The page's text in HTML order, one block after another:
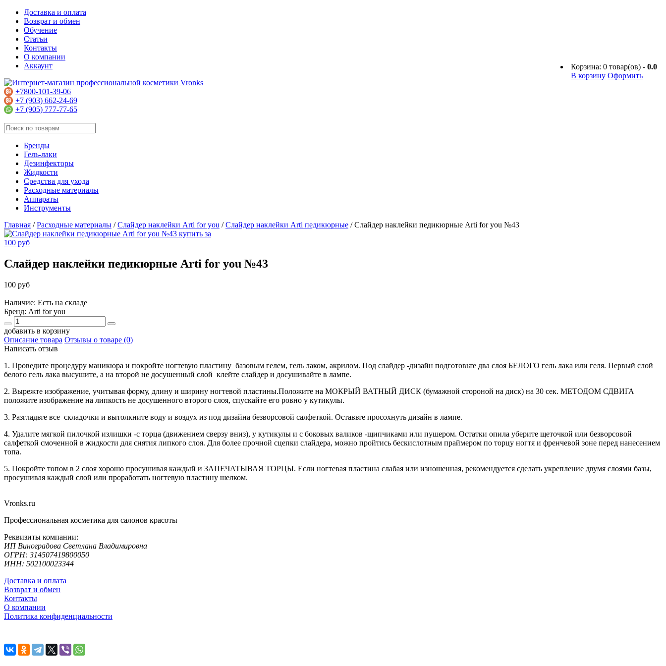
Доставка и оплата
Возврат и обмен
Обучение
Статьи
Контакты
О компании
Корзина: 0 товар(ов) - 0.0
В корзину Оформить
Аккаунт
+7800-101-39-06
+7 (903) 662-24-69
+7 (905) 777-77-65
Бренды
Гель-лаки
Дезинфекторы
Жидкости
Средства для ухода
Расходные материалы
Аппараты
Инструменты
Главная /Расходные материалы /Слайдер наклейки Arti for you /Слайдер наклейки Arti педикюрные /Слайдер наклейки педикюрные Arti for you №43
Слайдер наклейки педикюрные Arti for you №43
100 руб
Наличие: Есть на складе
Бренд: Arti for you
добавить в корзину
Описание товара Отзывы о товаре (0)
Написать отзыв
1. Проведите процедуру маникюра и покройте ногтевую пластину базовым гелем, гель лаком, акрилом. Под слайдер -дизайн подготовьте два слоя БЕЛОГО гель лака или геля. Первый слой
белого гель лака высушите, а на второй не досушенный слой клейте слайдер и досушивайте в лампе.
2. Вырежте изображение, учитывая форму, длину и ширину ногтевой пластины.Положите на МОКРЫЙ ВАТНЫЙ ДИСК (бумажной стороной на диск) на 30 сек. МЕТОДОМ СДВИГА
положите изображение на липкость не досушенного второго слоя, спускайте его ровно у кутикулы.
3. Разгладьте все складочки и вытолкните воду и воздух из под дизайна безворсовой салфеткой. Оставьте просохнуть дизайн в лампе.
4. Удалите мягкой пилочкой излишки -с торца (движением сверзу вниз), у кутикулы и с боковых валиков -щипчиками или пушером. Остатки опила уберите щеточкой или безворсовой
салфеткой смоченной в жидкости для снятия липкого слоя. Для более прочной сцепки слайдера, можно пройтись бескислотным праймером по торцу ногтя и френчевой зоне перед нанесением
топа.
5. Покройте топом в 2 слоя хорошо просушивая каждый и ЗАПЕЧАТЫВАЯ ТОРЦЫ. Если ногтевая пластина слабая или изношенная, рекомендуется сделать укрепление двумя слоями базы,
просушивая каждый слой или проработать ногтевую пластину шелком.
Vronks.ru
Профессиональная косметика для салонов красоты
Реквизиты компании:
ИП Виноградова Светлана Владимировна
ОГРН: 314507419800050
ИНН: 502100023344
Доставка и оплата
Возврат и обмен
Контакты
О компании
Политика конфиденциальности